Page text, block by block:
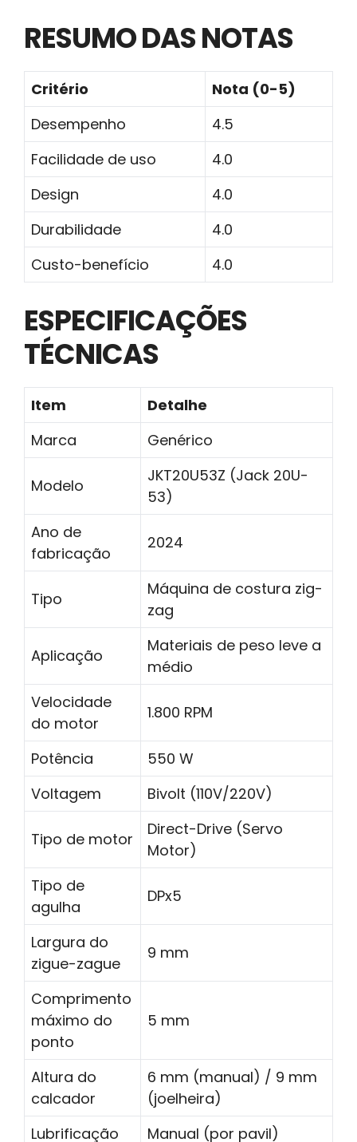
RESUMO DAS NOTAS
Critério
Nota (0-5)
Desempenho
4.5
Facilidade de uso
4.0
Design
4.0
Durabilidade
4.0
Custo-benefício
4.0
ESPECIFICAÇÕES
TÉCNICAS
Item
Detalhe
Marca
Genérico
Modelo
JKT20U53Z (Jack 20U-
53)
Ano de
fabricação
2024
Tipo
Máquina de costura zig-
zag
Aplicação
Materiais de peso leve a
médio
Velocidade
do motor
1.800 RPM
Potência
550 W
Voltagem
Bivolt (110V/220V)
Tipo de motor
Direct-Drive (Servo
Motor)
Tipo de
agulha
DPx5
Largura do
zigue-zague
9 mm
Comprimento
máximo do
ponto
5 mm
Altura do
calcador
6 mm (manual) / 9 mm
(joelheira)
Lubrificação
Manual (por pavil)